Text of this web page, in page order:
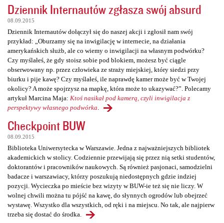
Dziennik Internautów zgłasza swój absurd
08.09.2015
Dziennik Internautów dołączył się do naszej akcji i zgłosił nam swój
przykład: „Oburzamy się na inwigilację w internecie, na działania
amerykańskich służb, ale co wiemy o inwigilacji na własnym podwórku?
Czy myślałeś, że gdy stoisz sobie pod blokiem, możesz być ciągle
obserwowany np. przez człowieka ze straży miejskiej, który siedzi przy
biurku i pije kawę? Czy myślałeś, ile naprawdę kamer może być w Twojej
okolicy? A może spojrzysz na mapkę, która może to ukazywać?”. Polecamy
artykuł Marcina Maja: Ktoś nasikał pod kamerą, czyli inwigilacja z
perspektywy własnego podwórka
Checkpoint BUW
08.09.2015
Biblioteka Uniwersytecka w Warszawie. Jedna z najważniejszych bibliotek
akademickich w stolicy. Codziennie przewijają się przez nią setki studentów,
doktorantów i pracowników naukowych. Są również pasjonaci, samodzielni
badacze i warszawiacy, którzy poszukują niedostępnych gdzie indziej
pozycji. Wycieczka po mieście bez wizyty w BUW-ie też się nie liczy. W
wolnej chwili można tu pójść na kawę, do słynnych ogrodów lub obejrzeć
wystawę. Wszystko dla wszystkich, od ręki i na miejscu. No tak, ale najpierw
trzeba się dostać do środka.